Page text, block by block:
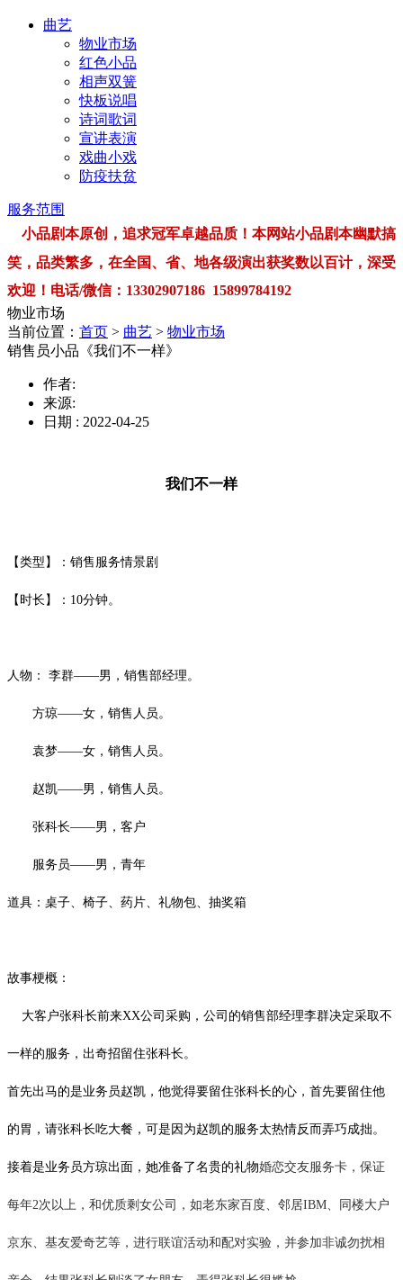
曲艺
物业市场
红色小品
相声双簧
快板说唱
诗词歌词
宣讲表演
戏曲小戏
防疫扶贫
服务范围
小品剧本原创，追求冠军卓越品质！本网站小品剧本幽默搞
笑，品类繁多，在全国、省、地各级演出获奖数以百计，深受
欢迎！电话/微信：13302907186 15899784192
物业市场
当前位置： 首页 > 曲艺 > 物业市场
销售员小品《我们不一样》
作者:
来源:
日期 : 2022-04-25
我们不一样
【类型】：销售服务情景剧
【时长】： 10分钟。
人物： 李群——男，销售部经理。
方琼——女，销售人员。
袁梦——女，销售人员。
赵凯——男，销售人员。
张科长——男，客户
服务员——男，青年
道具：桌子、椅子、药片、礼物包、抽奖箱
故事梗概：
大客户张科长前来XX公司采购，公司的销售部经理李群决定采取不
一样的服务，出奇招留住张科长。
首先出马的是业务员赵凯，他觉得要留住张科长的心，首先要留住他
的胃，请张科长吃大餐，可是因为赵凯的服务太热情反而弄巧成拙。
接着是业务员方琼出面，她准备了名贵的礼物婚恋交友服务卡，保证
每年2次以上，和优质剩 女公司，如老东家百度、邻居IBM、同楼大户
京东、基友爱奇艺等，进行联谊活动和配对实验 ，并参加非诚勿扰相